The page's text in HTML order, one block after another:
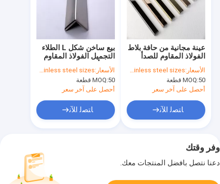
بيع ساخن شكل L الطلاء
التجميل الفولاذ المقاوم
للصدأ الشعر النهاية
المصنوعة في الصين
الأسعار:according to stainless steel sizes
MOQ:50 قطعة
أحصل على آخر سعر
ﺎﺘﺼﻟ ﺍﻶﻧ
عينة مجانية من حافة بلاط
الفولاذ المقاوم للصدأ
مصقولة
الأسعار:according to stainless steel sizes
MOQ:50 قطعة
أحصل على آخر سعر
ﺎﺘﺼﻟ ﺍﻶﻧ
وفر وقتك
دعنا نتصل بأفضل المنتجات معك.